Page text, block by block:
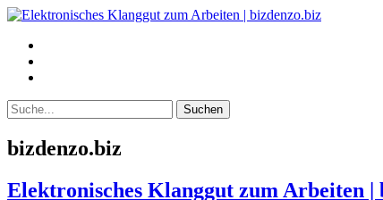
bizdenzo.biz
Elektronisches Klanggut zum Arbeiten |